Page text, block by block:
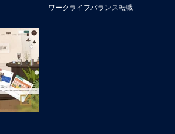
ワークライフバランス転職